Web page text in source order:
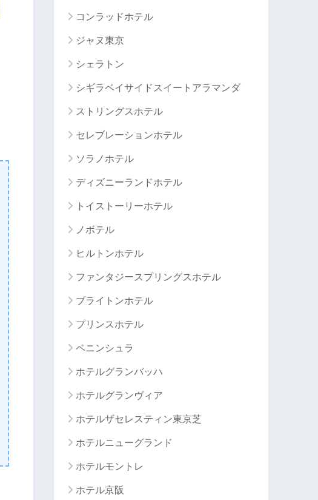
コンラッドホテル
ジャヌ東京
シェラトン
シギラベイサイドスイートアラマンダ
ストリングスホテル
セレブレーションホテル
ソラノホテル
ディズニーランドホテル
トイストーリーホテル
ノボテル
ヒルトンホテル
ファンタジースプリングスホテル
ブライトンホテル
プリンスホテル
ペニンシュラ
ホテルグランバッハ
ホテルグランヴィア
ホテルザセレスティン東京芝
ホテルニューグランド
ホテルモントレ
ホテル京阪